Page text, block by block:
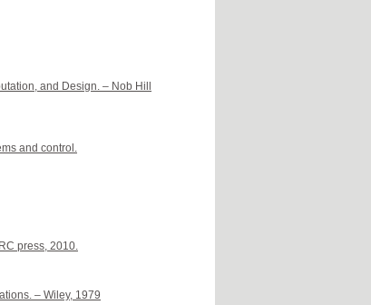
and Design. – Nob Hill
and control.
press, 2010.
– Wiley, 1979